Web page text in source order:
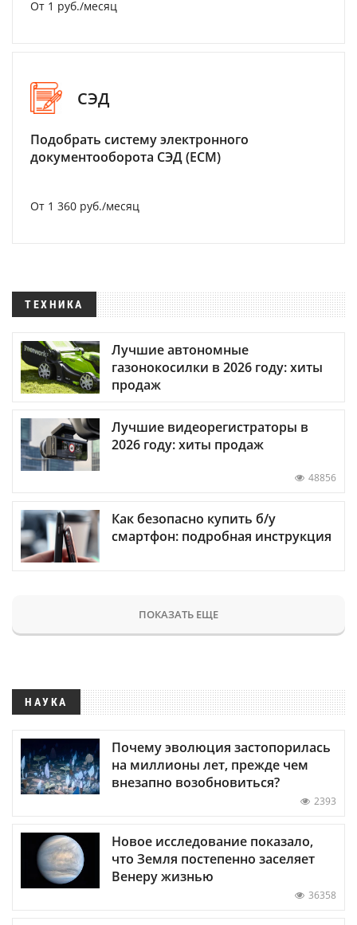
От 1 руб./месяц
СЭД
Подобрать систему электронного
документооборота СЭД (ECM)
От 1 360 руб./месяц
ТЕХНИКА
Лучшие автономные
газонокосилки в 2026 году: хиты
продаж
Лучшие видеорегистраторы в
2026 году: хиты продаж
48856
Как безопасно купить б/у
смартфон: подробная инструкция
ПОКАЗАТЬ ЕЩЕ
НАУКА
Почему эволюция застопорилась
на миллионы лет, прежде чем
внезапно возобновиться?
2393
Новое исследование показало,
что Земля постепенно заселяет
Венеру жизнью
36358